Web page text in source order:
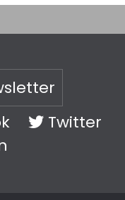
Twitter